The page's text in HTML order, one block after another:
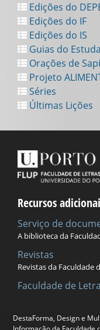
DestaForma, Design e
Edições do
Edições do IF
Edições do IS
Guias do
Orações de
Projeto
Séries
Últimas Lições
Recursos
Serviço de
A biblioteca da
Revistas
Revistas da Faculdade
Faculdade de
Universidade do